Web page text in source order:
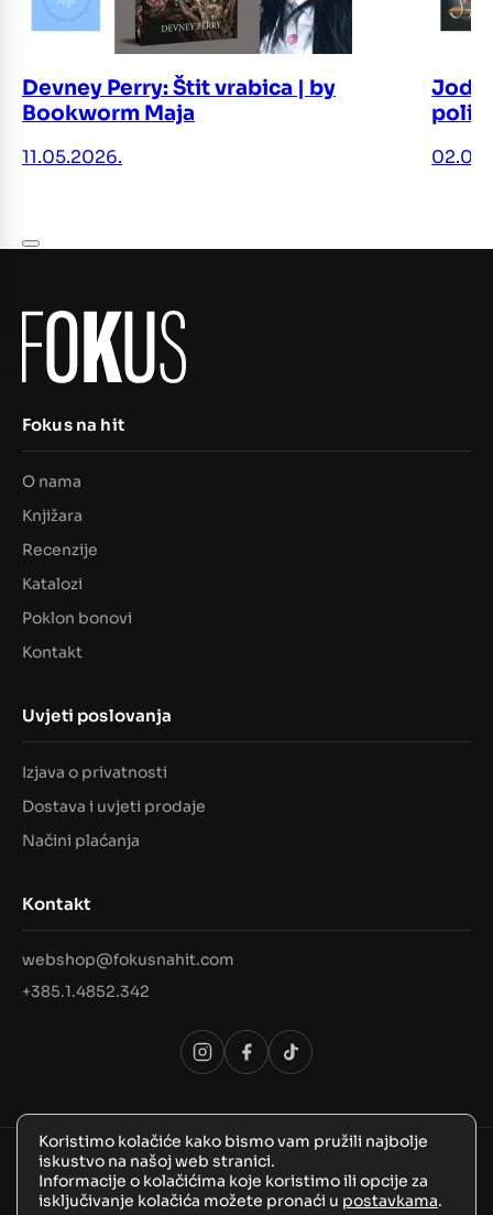
Devney Perry: Štit vrabica | by
Bookworm Maja
11.05.2026.
Jodi
Fokus na hit
O nama
Knjižara
Recenzije
Katalozi
Poklon bonovi
Kontakt
Uvjeti poslovanja
Izjava o privatnosti
Dostava i uvjeti prodaje
Načini plaćanja
Kontakt
webshop@fokusnahit.com
+385.1.4852.342
© 2026 Sva prava pridržana, FokusNaHit!
Koristimo kolačiće kako bismo vam pružili najbolje
iskustvo na našoj web stranici.
Informacije o kolačićima koje koristimo ili opcije za
isključivanje kolačića možete pronaći u postavkama.